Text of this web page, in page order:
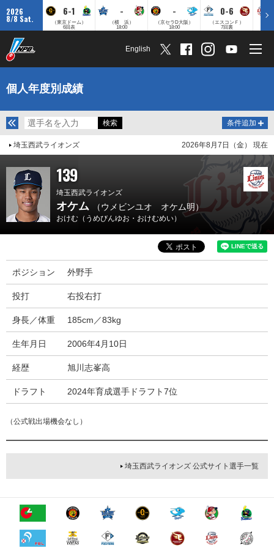
2026
8/8 Sat.
6-1
（東京ドーム）
6回表
-
（横 浜）
18:00
-
（京セラD大阪）
18:00
0-6
（エスコンＦ）
7回裏
English
個人年度別成績
条件追加
埼玉西武ライオンズ 2026年8月7日（金） 現在
139
埼玉西武ライオンズ
オケム （ウメビンユオ オケム明）
おけむ（うめびんゆお・おけむめい）
ポジション 外野手
投打 右投右打
身長／体重 185cm／83kg
生年月日 2006年4月10日
経歴 旭川志峯高
ドラフト 2024年育成選手ドラフト7位
（公式戦出場機会なし）
埼玉西武ライオンズ 公式サイト選手一覧